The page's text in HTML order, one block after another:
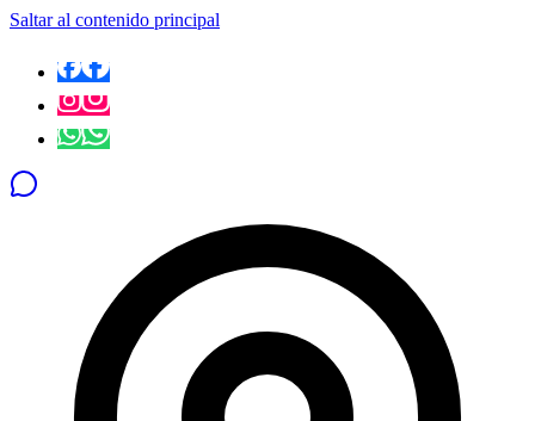
Saltar al contenido principal